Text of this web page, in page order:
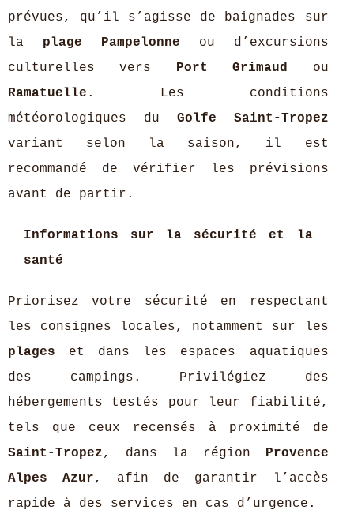
prévues, qu’il s’agisse de baignades sur
la plage Pampelonne ou d’excursions
culturelles vers Port Grimaud ou
Ramatuelle . Les conditions
météorologiques du Golfe Saint-Tropez
variant selon la saison, il est
recommandé de vérifier les prévisions
avant de partir.
Informations sur la sécurité et la
santé
Priorisez votre sécurité en respectant
les consignes locales, notamment sur les
plages et dans les espaces aquatiques
des campings. Privilégiez des
hébergements testés pour leur fiabilité,
tels que ceux recensés à proximité de
Saint-Tropez, dans la région Provence
Alpes Azur, afin de garantir l’accès
rapide à des services en cas d’urgence.